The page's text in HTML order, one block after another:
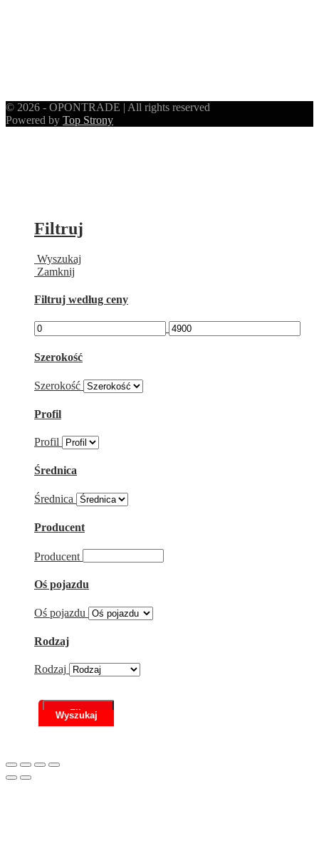
© 2026 - OPONTRADE | All rights reserved
Powered by Top Strony
Filtruj
Wyszukaj
Zamknij
Filtruj według ceny
Szerokość
Szerokość
Profil
Profil
Średnica
Średnica
Producent
Producent
Oś pojazdu
Oś pojazdu
Rodzaj
Rodzaj
Filtr
Scroll
to